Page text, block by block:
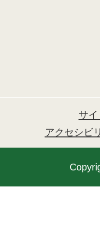
サ
アクセシビ